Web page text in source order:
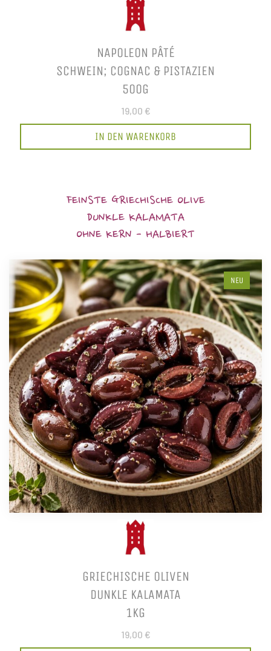
NAPOLEON PÂTÉ
SCHWEIN; COGNAC & PISTAZIEN
500G
19,00 €
IN DEN WARENKORB
FEINSTE GRIECHISCHE OLIVE
DUNKLE KALAMATA
OHNE KERN - HALBIERT
NEU
GRIECHISCHE OLIVEN
DUNKLE KALAMATA
1KG
19,00 €